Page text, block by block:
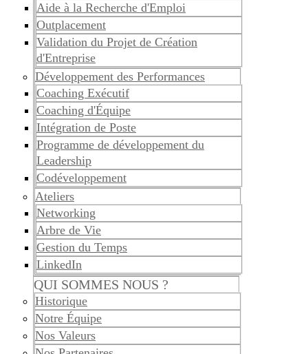
Aide à la Recherche d'Emploi
Outplacement
Validation du Projet de Création
d'Entreprise
Développement des Performances
Coaching Exécutif
Coaching d'Équipe
Intégration de Poste
Programme de développement du
Leadership
Codéveloppement
Ateliers
Networking
Arbre de Vie
Gestion du Temps
LinkedIn
QUI SOMMES NOUS ?
Historique
Notre Équipe
Nos Valeurs